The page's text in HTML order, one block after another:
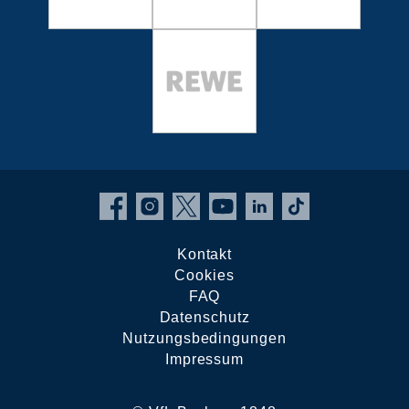
Kontakt
Cookies
FAQ
Datenschutz
Nutzungsbedingungen
Impressum